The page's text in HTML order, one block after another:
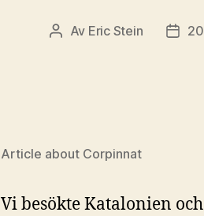
Inläggsförfattare
Av Eric Stein
Article about Corpinnat
Vi besökte Katalonien